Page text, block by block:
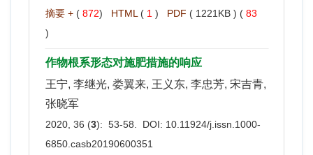
摘要 + ( 872) HTML ( 1 ) PDF ( 1221KB ) ( 83
)
作物根系形态对施肥措施的响应
王宁, 李继光, 娄翼来, 王义东, 李忠芳, 宋吉青,
张晓军
2020, 36 (3): 53-58. DOI: 10.11924/j.issn.1000-
6850.casb20190600351